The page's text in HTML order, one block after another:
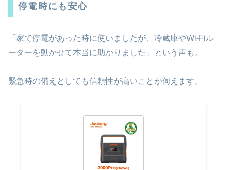
停電時にも安心
「家で停電があった時に使いましたが、冷蔵庫やWi-Fiル
ーターを動かせて本当に助かりました」という声も。
緊急時の備えとしても信頼性が高いことが伺えます。